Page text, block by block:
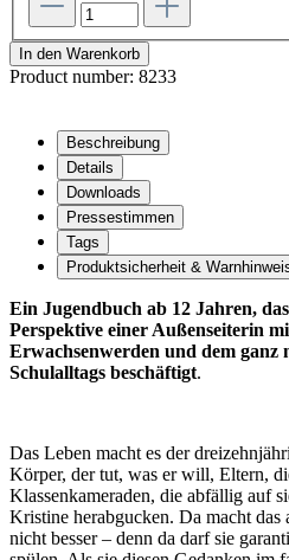
In den Warenkorb
Product number: 8233
Beschreibung
Details
Downloads
Pressestimmen
Tags
Produktsicherheit &
Ein Jugendbuch ab 12 Jahren,
Perspektive einer Außenseiterin
Erwachsenwerden und dem ganz
Schulalltags beschäftigt.
Das Leben macht es der
Körper, der tut, was er will, Eltern,
Klassenkameraden, die abfällig auf
Kristine herabgucken. Da macht das
nicht besser – denn da darf sie